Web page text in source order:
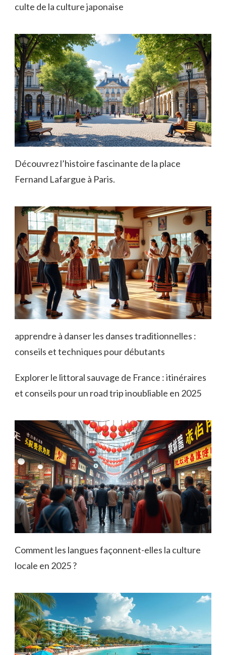
culte de la culture japonaise
Découvrez l’histoire fascinante de la place
Fernand Lafargue à Paris.
apprendre à danser les danses traditionnelles :
conseils et techniques pour débutants
Explorer le littoral sauvage de France : itinéraires
et conseils pour un road trip inoubliable en 2025
Comment les langues façonnent-elles la culture
locale en 2025 ?